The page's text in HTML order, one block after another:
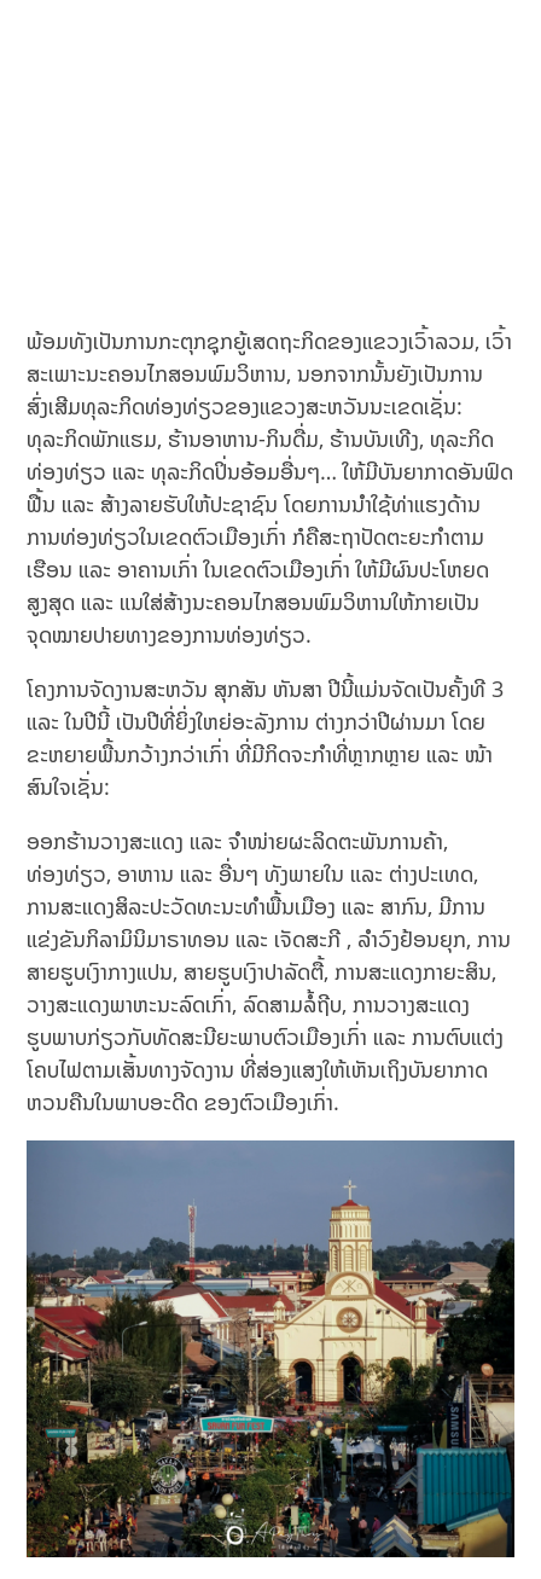
ພ້ອມທັງເປັນການກະຕຸກຊຸກຍູ້ເສດຖະກິດຂອງແຂວງເວົ້າລວມ, ເວົ້າ
ສະເພາະນະຄອນໄກສອນພົມວິຫານ, ນອກຈາກນັ້ນຍັງເປັນການ
ສົ່ງເສີມທຸລະກິດທ່ອງທ່ຽວຂອງແຂວງສະຫວັນນະເຂດເຊັ່ນ:
ທຸລະກິດພັກແຮມ, ຮ້ານອາຫານ-ກິນດື່ມ, ຮ້ານບັນເທີງ, ທຸລະກິດ
ທ່ອງທ່ຽວ ແລະ ທຸລະກິດປິ່ນອ້ອມອື່ນໆ… ໃຫ້ມີບັນຍາກາດອັນຟົດ
ຟື້ນ ແລະ ສ້າງລາຍຮັບໃຫ້ປະຊາຊົນ ໂດຍການນໍາໃຊ້ທ່າແຮງດ້ານ
ການທ່ອງທ່ຽວໃນເຂດຕົວເມືອງເກົ່າ ກໍຄືສະຖາປັດຕະຍະກໍາຕາມ
ເຮືອນ ແລະ ອາຄານເກົ່າ ໃນເຂດຕົວເມືອງເກົ່າ ໃຫ້ມີຜົນປະໂຫຍດ
ສູງສຸດ ແລະ ແນໃສ່ສ້າງນະຄອນໄກສອນພົມວິຫານໃຫ້ກາຍເປັນ
ຈຸດໝາຍປາຍທາງຂອງການທ່ອງທ່ຽວ.
ໂຄງການຈັດງານສະຫວັນ ສຸກສັນ ຫັນສາ ປີນີ້ແມ່ນຈັດເປັນຄັ້ງທີ 3
ແລະ ໃນປີນີ້ ເປັນປີທີ່ຍິ່ງໃຫຍ່ອະລັງການ ຕ່າງກວ່າປີຜ່ານມາ ໂດຍ
ຂະຫຍາຍພື້ນກວ້າງກວ່າເກົ່າ ທີ່ມີກິດຈະກໍາທີ່ຫຼາກຫຼາຍ ແລະ ໜ້າ
ສົນໃຈເຊັ່ນ:
ອອກຮ້ານວາງສະແດງ ແລະ ຈໍາໜ່າຍຜະລິດຕະພັນການຄ້າ,
ທ່ອງທ່ຽວ, ອາຫານ ແລະ ອື່ນໆ ທັງພາຍໃນ ແລະ ຕ່າງປະເທດ,
ການສະແດງສິລະປະວັດທະນະທໍາພື້ນເມືອງ ແລະ ສາກົນ, ມີການ
ແຂ່ງຂັນກິລາມິນິມາຣາທອນ ແລະ ເຈັດສະກີ , ລໍາວົງຢ້ອນຍຸກ, ການ
ສາຍຮູບເງົາກາງແປນ, ສາຍຮູບເງົາປາລັດຕື້, ການສະແດງກາຍະສິນ,
ວາງສະແດງພາຫະນະລົດເກົ່າ, ລົດສາມລໍ້ຖີບ, ການວາງສະແດງ
ຮູບພາບກ່ຽວກັບທັດສະນີຍະພາບຕົວເມືອງເກົ່າ ແລະ ການຕົບແຕ່ງ
ໂຄບໄຟຕາມເສັ້ນທາງຈັດງານ ທີ່ສ່ອງແສງໃຫ້ເຫັນເຖິງບັນຍາກາດ
ຫວນຄືນໃນພາບອະດີດ ຂອງຕົວເມືອງເກົ່າ.